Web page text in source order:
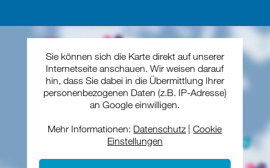
Sie können sich die Karte direkt auf unserer
Internetseite anschauen. Wir weisen darauf
hin, dass Sie dabei in die Übermittlung Ihrer
personenbezogenen Daten (z.B. IP-Adresse)
an Google einwilligen.
Mehr Informationen: Datenschutz |Cookie
Einstellungen